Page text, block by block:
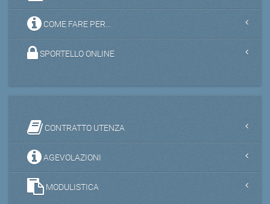
COME FARE PER...
SPORTELLO ONLINE
CONTRATTO UTENZA
AGEVOLAZIONI
MODULISTICA